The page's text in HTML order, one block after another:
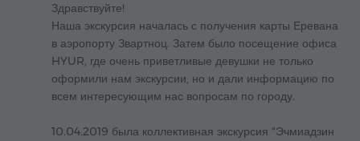
Здравствуйте!
Наша экскурсия началась с получения карты Еревана
в аэропорту Звартноц. Затем было посещение офиса
HYUR, где очень приветливые девушки не только
оформили нам экскурсии, но и дали информацию по
всем интересующим нас вопросам по городу.
10.04.2019 была коллективная экскурсия "Эчмиадзин